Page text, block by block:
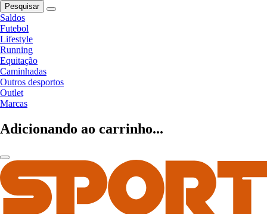
Pesquisar
Saldos
Futebol
Lifestyle
Running
Equitação
Caminhadas
Outros desportos
Outlet
Marcas
Adicionando ao carrinho...